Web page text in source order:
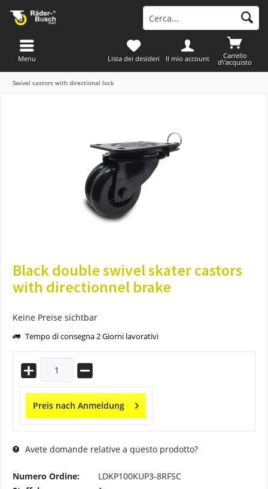
Carrello
d\'acquisto
Lista dei desideri Il mio account
Menu
Swivel castors with directional lock
Black double swivel skater castors
with directionnel brake
Keine Preise sichtbar
Tempo di consegna 2 Giorni lavorativi
Preis nach Anmeldung
Avete domande relative a questo prodotto?
Numero Ordine:
LDKP100KUP3-8RFSC